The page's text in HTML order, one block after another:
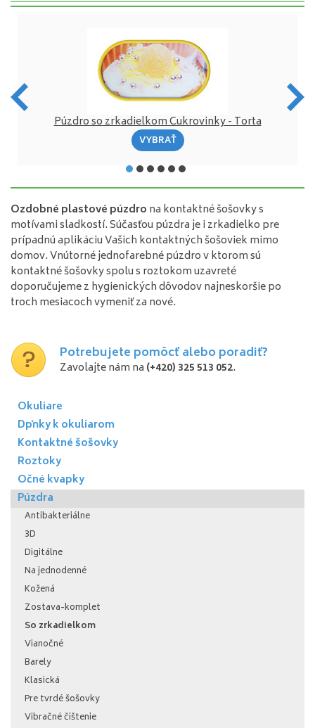
Púzdro so zrkadielkom Cukrovinky - Torta
VYBRAŤ
Ozdobné plastové púzdro na kontaktné šošovky s
motívami sladkostí. Súčasťou púzdra je i zrkadielko pre
prípadnú aplikáciu Vašich kontaktných šošoviek mimo
domov. Vnútorné jednofarebné púzdro v ktorom sú
kontaktné šošovky spolu s roztokom uzavreté
doporučujeme z hygienických dôvodov najneskoršie po
troch mesiacoch vymeniť za nové.
Potrebujete pomôcť alebo poradiť?
Zavolajte nám na (+420) 325 513 052.
Okuliare
Dpňky k okuliarom
Kontaktné šošovky
Roztoky
Očné kvapky
Púzdra
Antibakteriálne
3D
Digitálne
Na jednodenné
Kožená
Zostava-komplet
So zrkadielkom
Vianočné
Barely
Klasická
Pre tvrdé šošovky
Vibračné čištenie